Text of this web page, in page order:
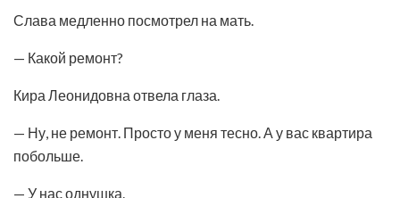
Слава медленно посмотрел на мать.
— Какой ремонт?
Кира Леонидовна отвела глаза.
— Ну, не ремонт. Просто у меня тесно. А у вас квартира
побольше.
— У нас однушка.